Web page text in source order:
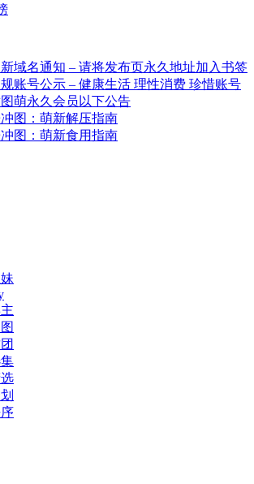
新域名通知 – 请将发布页永久地址加入书签
账号公示 – 健康生活 理性消费 珍惜账号
萌永久会员以下公告
图：萌新解压指南
图：萌新食用指南